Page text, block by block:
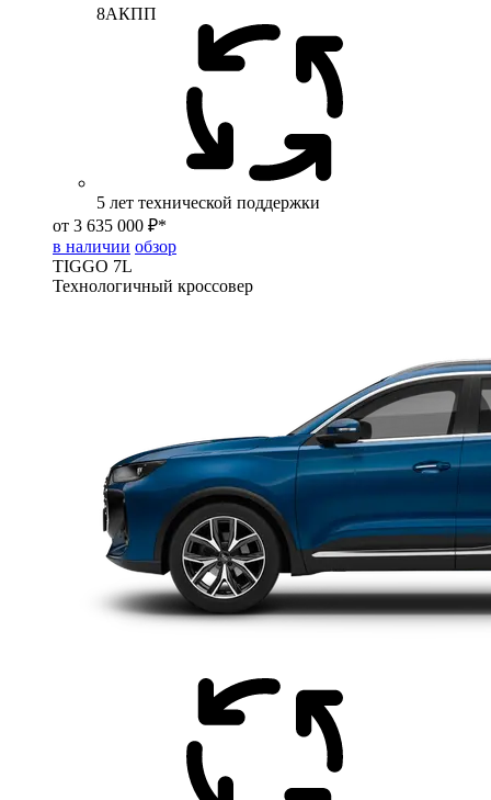
8АКПП
5 лет технической поддержки
от 3 635 000 ₽*
в наличии обзор
TIGGO 7L
Технологичный кроссовер